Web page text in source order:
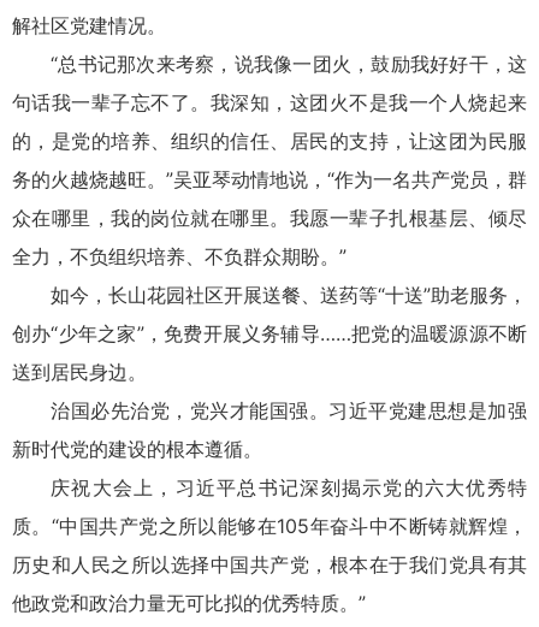
解社区党建情况。
“总书记那次来考察，说我像一团火，鼓励我好好干，这
句话我一辈子忘不了。我深知，这团火不是我一个人烧起来
的，是党的培养、组织的信任、居民的支持，让这团为民服
务的火越烧越旺。”吴亚琴动情地说，“作为一名共产党员，群
众在哪里，我的岗位就在哪里。我愿一辈子扎根基层、倾尽
全力，不负组织培养、不负群众期盼。”
如今，长山花园社区开展送餐、送药等“十送”助老服务，
创办“少年之家”，免费开展义务辅导……把党的温暖源源不断
送到居民身边。
治国必先治党，党兴才能国强。习近平党建思想是加强
新时代党的建设的根本遵循。
庆祝大会上，习近平总书记深刻揭示党的六大优秀特
质。“中国共产党之所以能够在105年奋斗中不断铸就辉煌，
历史和人民之所以选择中国共产党，根本在于我们党具有其
他政党和政治力量无可比拟的优秀特质。”